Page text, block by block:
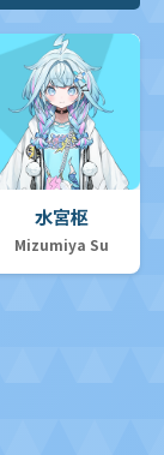
水宮枢
Mizumiya Su